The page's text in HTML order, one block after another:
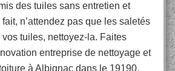
des tuiles sans entretien et
n’attendez pas que les saletés
vos tuiles, nettoyez-la. Faites
entreprise de nettoyage et
à Albignac dans le 19190.